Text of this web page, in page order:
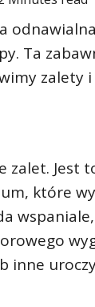
Ta
zalety
zalet. Jest
które
inne